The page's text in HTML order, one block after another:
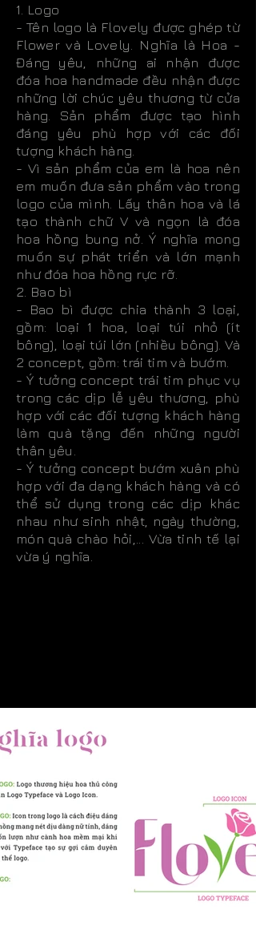
1. Logo
- Tên logo là Flovely được ghép từ
Flower và Lovely. Nghĩa là Hoa -
Đáng yêu, những ai nhận được
đóa hoa handmade đều nhận được
những lời chúc yêu thương từ cửa
hàng. Sản phẩm được tạo hình
đáng yêu phù hợp với các đối
tượng khách hàng.
- Vì sản phẩm của em là hoa nên
em muốn đưa sản phẩm vào trong
logo của mình. Lấy thân hoa và lá
tạo thành chữ V và ngọn là đóa
hoa hồng bung nở. Ý nghĩa mong
muốn sự phát triển và lớn mạnh
như đóa hoa hồng rực rỡ.
2. Bao bì
- Bao bì được chia thành 3 loại,
gồm: loại 1 hoa, loại túi nhỏ (ít
bông), loại túi lớn (nhiều bông). Và
2 concept, gồm: trái tim và bướm.
- Ý tưởng concept trái tim phục vụ
trong các dịp lễ yêu thương, phù
hợp với các đối tượng khách hàng
làm quà tặng đến những người
thân yêu.
- Ý tưởng concept bướm xuân phù
hợp với đa dạng khách hàng và có
thể sử dụng trong các dịp khác
nhau như sinh nhật, ngày thường,
món quà chào hỏi,... Vừa tinh tế lại
vừa ý nghĩa.